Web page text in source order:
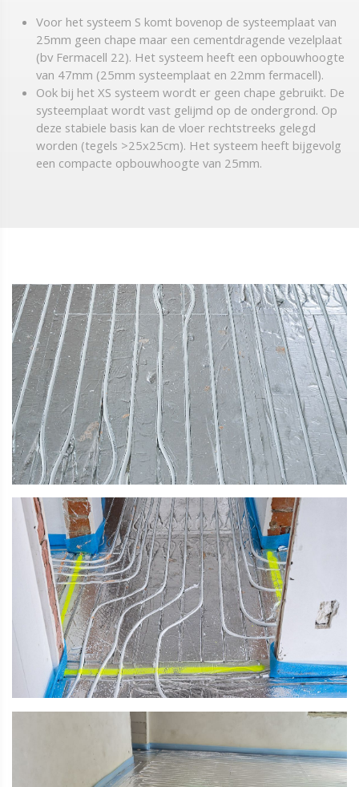
Voor het systeem S komt bovenop de systeemplaat van
25mm geen chape maar een cementdragende vezelplaat
(bv Fermacell 22). Het systeem heeft een opbouwhoogte
van 47mm (25mm systeemplaat en 22mm fermacell).
Ook bij het XS systeem wordt er geen chape gebruikt. De
systeemplaat wordt vast gelijmd op de ondergrond. Op
deze stabiele basis kan de vloer rechtstreeks gelegd
worden (tegels >25x25cm). Het systeem heeft bijgevolg
een compacte opbouwhoogte van 25mm.